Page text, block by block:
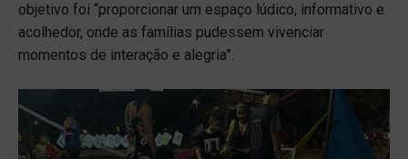
objetivo foi “proporcionar um espaço lúdico, informativo e
acolhedor, onde as famílias pudessem vivenciar
momentos de interação e alegria”.